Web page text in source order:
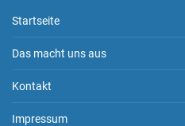
Startseite
Das macht uns aus
Kontakt
Impressum